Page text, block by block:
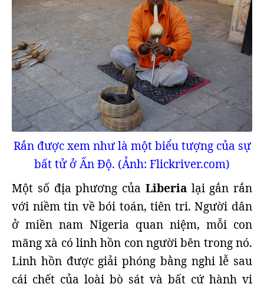
Rắn được xem như là một biểu tượng của sự
bất tử ở Ấn Độ. (Ảnh: Flickriver.com)
Một số địa phương của Liberialại gắn rắn
với niềm tin về bói toán, tiên tri. Người dân
ở miền nam Nigeria quan niệm, mỗi con
mãng xà có linh hồn con người bên trong nó.
Linh hồn được giải phóng bằng nghi lễ sau
cái chết của loài bò sát và bất cứ hành vi